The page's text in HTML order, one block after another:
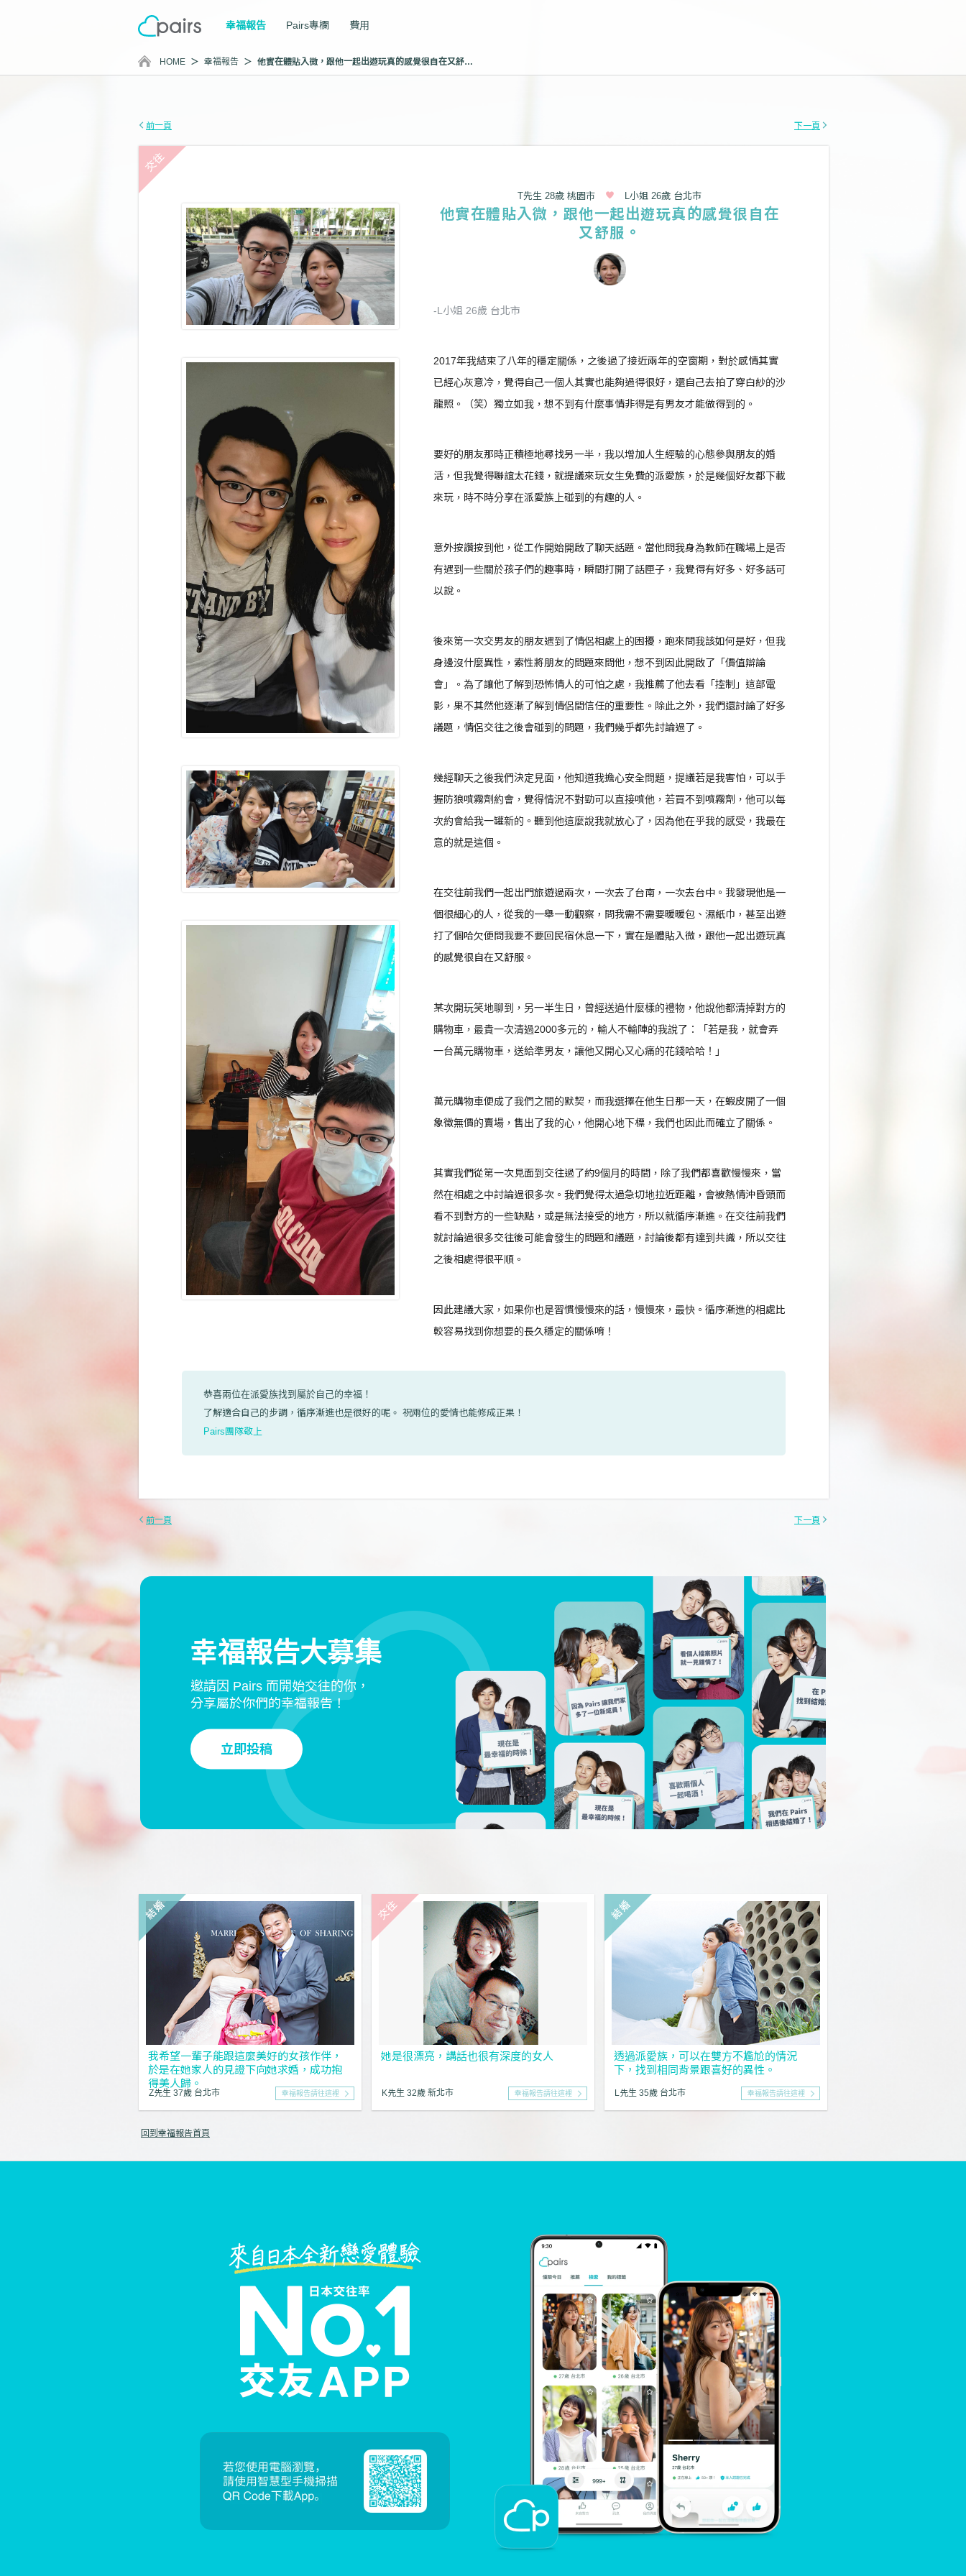
幸福報告 Pairs專欄 費用
HOME 幸福報告 他實在體貼入微，跟他一起出遊玩真的感覺很自在又舒服。
前一頁 下一頁
T先生 28歲 桃園市 L小姐 26歲 台北市
他實在體貼入微，跟他一起出遊玩真的感覺很自在
又舒服。
-L小姐 26歲 台北市
2017年我結束了八年的穩定關係，之後過了接近兩年的空窗期，對於感情其實
已經心灰意冷，覺得自己一個人其實也能夠過得很好，還自己去拍了穿白紗的沙
龍照。（笑）獨立如我，想不到有什麼事情非得是有男友才能做得到的。
要好的朋友那時正積極地尋找另一半，我以增加人生經驗的心態參與朋友的婚
活，但我覺得聯誼太花錢，就提議來玩女生免費的派愛族，於是幾個好友都下載
來玩，時不時分享在派愛族上碰到的有趣的人。
意外按讚按到他，從工作開始開啟了聊天話題。當他問我身為教師在職場上是否
有遇到一些關於孩子們的趣事時，瞬間打開了話匣子，我覺得有好多、好多話可
以說。
後來第一次交男友的朋友遇到了情侶相處上的困擾，跑來問我該如何是好，但我
身邊沒什麼異性，索性將朋友的問題來問他，想不到因此開啟了「價值辯論
會」。為了讓他了解到恐怖情人的可怕之處，我推薦了他去看「控制」這部電
影，果不其然他逐漸了解到情侶間信任的重要性。除此之外，我們還討論了好多
議題，情侶交往之後會碰到的問題，我們幾乎都先討論過了。
幾經聊天之後我們決定見面，他知道我擔心安全問題，提議若是我害怕，可以手
握防狼噴霧劑約會，覺得情況不對勁可以直接噴他，若買不到噴霧劑，他可以每
次約會給我一罐新的。聽到他這麼說我就放心了，因為他在乎我的感受，我最在
意的就是這個。
在交往前我們一起出門旅遊過兩次，一次去了台南，一次去台中。我發現他是一
個很細心的人，從我的一舉一動觀察，問我需不需要暖暖包、濕紙巾，甚至出遊
打了個哈欠便問我要不要回民宿休息一下，實在是體貼入微，跟他一起出遊玩真
的感覺很自在又舒服。
某次開玩笑地聊到，另一半生日，曾經送過什麼樣的禮物，他說他都清掉對方的
購物車，最貴一次清過2000多元的，輸人不輸陣的我說了：「若是我，就會弄
一台萬元購物車，送給準男友，讓他又開心又心痛的花錢哈哈！」
萬元購物車便成了我們之間的默契，而我選擇在他生日那一天，在蝦皮開了一個
象徵無價的賣場，售出了我的心，他開心地下標，我們也因此而確立了關係。
其實我們從第一次見面到交往過了約9個月的時間，除了我們都喜歡慢慢來，當
然在相處之中討論過很多次。我們覺得太過急切地拉近距離，會被熱情沖昏頭而
看不到對方的一些缺點，或是無法接受的地方，所以就循序漸進。在交往前我們
就討論過很多交往後可能會發生的問題和議題，討論後都有達到共識，所以交往
之後相處得很平順。
因此建議大家，如果你也是習慣慢慢來的話，慢慢來，最快。循序漸進的相處比
較容易找到你想要的長久穩定的關係唷！
恭喜兩位在派愛族找到屬於自己的幸福！
了解適合自己的步調，循序漸進也是很好的呢。 祝兩位的愛情也能修成正果！
Pairs團隊敬上
前一頁 下一頁
幸福報告大募集
邀請因 Pairs 而開始交往的你，
分享屬於你們的幸福報告！
立即投稿
我希望一輩子能跟這麼美好的女孩作伴，
於是在她家人的見證下向她求婚，成功抱
得美人歸。
Z先生 37歲 台北市 幸福報告請往這裡
她是很漂亮，講話也很有深度的女人
K先生 32歲 新北市 幸福報告請往這裡
透過派愛族，可以在雙方不尷尬的情況
下，找到相同背景跟喜好的異性。
L先生 35歲 台北市 幸福報告請往這裡
回到幸福報告首頁